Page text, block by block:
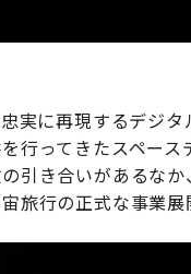
実に再現するデジ
行ってきたスペー
引き合いがあるな
旅行の正式な事業展